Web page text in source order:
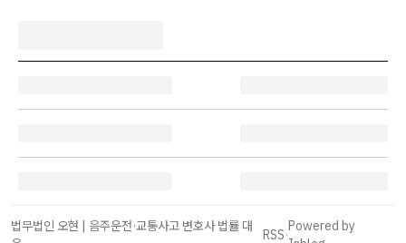
법무법인 오현 | 음주운전·교통사고 변호사 법률 대
RSS·
Powered by